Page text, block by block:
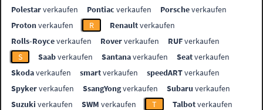
Polestarverkaufen Pontiac verkaufen Porscheverkaufen
Protonverkaufen R Renaultverkaufen
Rolls-Royceverkaufen Roververkaufen RUFverkaufen
S
Saabverkaufen Santanaverkaufen Seatverkaufen
Skodaverkaufen smartverkaufen speedARTverkaufen
Spykerverkaufen SsangYongverkaufen Subaru verkaufen
Suzuki verkaufen SWM verkaufen T Talbotverkaufen